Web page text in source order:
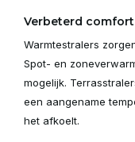
Verbeterd comfort
Warmtestralers
Spot- en
mogelijk.
een aangename
het afkoelt.